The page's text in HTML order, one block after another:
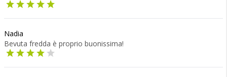
Nadia
Bevuta fredda è proprio buonissima!